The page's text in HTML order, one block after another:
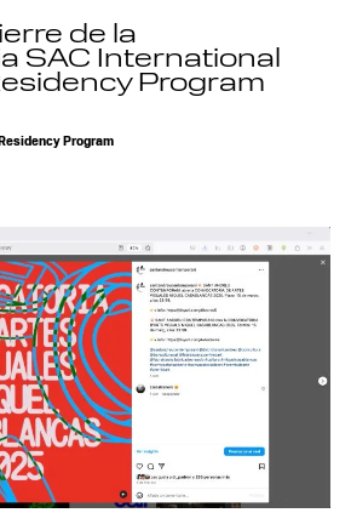
de la
SAC International
Program
Program